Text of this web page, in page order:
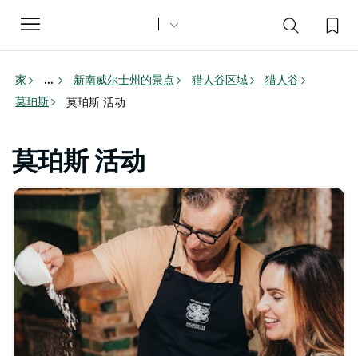
Toggle
navigation
家 ... 新南威尔士州的景点 猎人谷区域
猎人谷
莫珀斯
莫珀斯 活动
莫珀斯 活动